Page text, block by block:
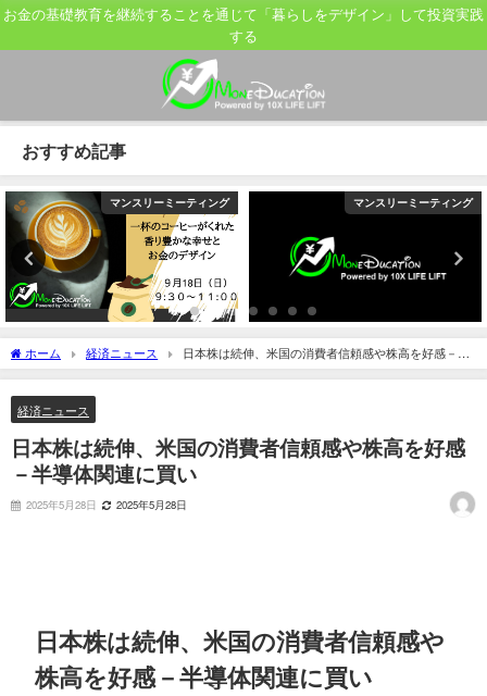
お金の基礎教育を継続することを通じて「暮らしをデザイン」して投資実践
する
おすすめ記事
マンスリーミーティング マンスリーミーティング
ホーム 経済ニュース
日本株は続伸、米国の消費者信頼感や株高を好感－半
導体関連に買い
経済ニュース
日本株は続伸、米国の消費者信頼感や株高を好感
－半導体関連に買い
2025年5月28日 2025年5月28日
日本株は続伸、米国の消費者信頼感や
株高を好感－半導体関連に買い